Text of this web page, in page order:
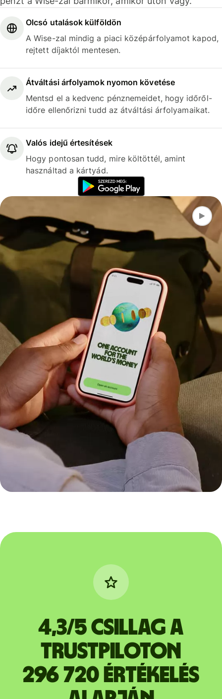
Olcsó utalások külföldön
A Wise-zal mindig a piaci középárfolyamot kapod,
rejtett díjaktól mentesen.
Átváltási árfolyamok nyomon követése
Mentsd el a kedvenc pénznemeidet, hogy időről-
időre ellenőrizni tudd az átváltási árfolyamaikat.
Valós idejű értesítések
Hogy pontosan tudd, mire költöttél, amint
használtad a kártyád.
4,3/5 csillag a
Trustpiloton
296 720 értékelés